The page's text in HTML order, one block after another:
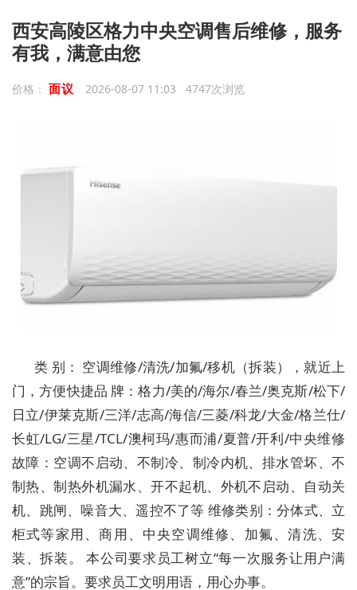
西安高陵区格力中央空调售后维修，服务
有我，满意由您
价格： 面议 2026-08-07 11:03 4747次浏览
类 别： 空调维修/清洗/加氟/移机（拆装），就近上
门，方便快捷品 牌：格力/美的/海尔/春兰/奥克斯/松下/
日立/伊莱克斯/三洋/志高/海信/三菱/科龙/大金/格兰仕/
长虹/LG/三星/TCL/澳柯玛/惠而浦/夏普/开利/中央维修
故障：空调不启动、不制冷、制冷内机、排水管坏、不
制热、制热外机漏水、开不起机、外机不启动、自动关
机、跳闸、噪音大、遥控不了等 维修类别：分体式、立
柜式等家用、商用、中央空调维修、加氟、清洗、安
装、拆装。 本公司要求员工树立“每一次服务让用户满
意”的宗旨。要求员工文明用语，用心办事。